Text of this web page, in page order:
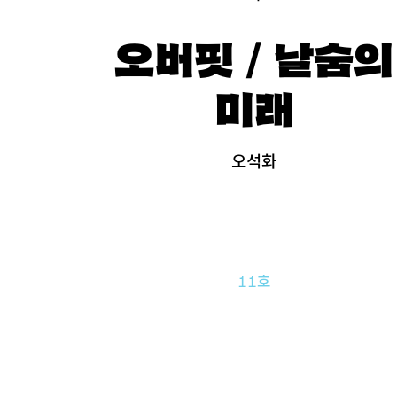
오버핏 / 날숨의
미래
오석화
11호